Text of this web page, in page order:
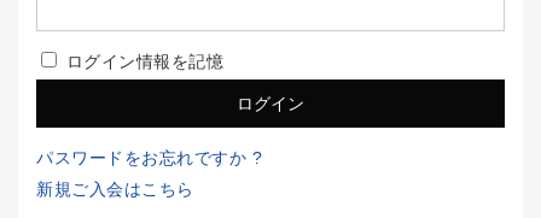
ログイン情報を記憶
パスワードをお忘れですか ?
新規ご入会はこちら